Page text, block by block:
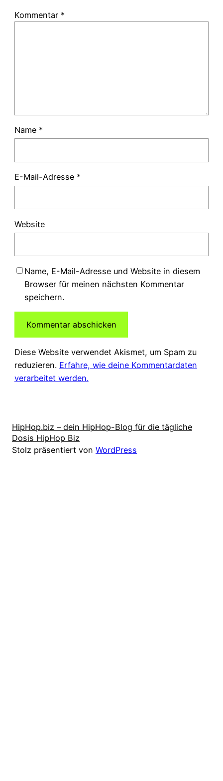
Kommentar *
Name *
E-Mail-Adresse *
Website
Name, E-Mail-Adresse und Website in diesem
Browser für meinen nächsten Kommentar
speichern.
Diese Website verwendet Akismet, um Spam zu
reduzieren. Erfahre, wie deine Kommentardaten
verarbeitet werden.
HipHop.biz – dein HipHop-Blog für die tägliche
Dosis HipHop Biz
Stolz präsentiert von WordPress